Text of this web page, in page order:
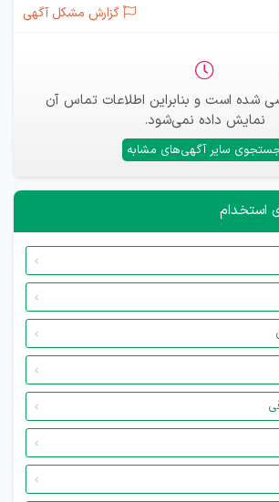
گزارش مشکل آگهی
شده است و بنابراین اطلاعات تماس آن
نمایش داده نمی‌شود.
سایر آگهی‌های مشابه
استخدام